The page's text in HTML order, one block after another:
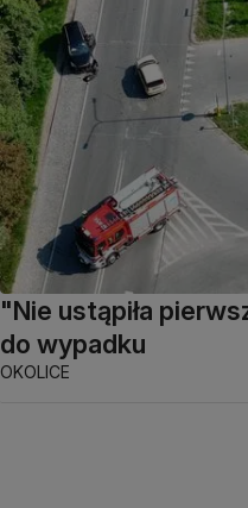
"Nie ustąpiła
do wypadku
OKOLICE